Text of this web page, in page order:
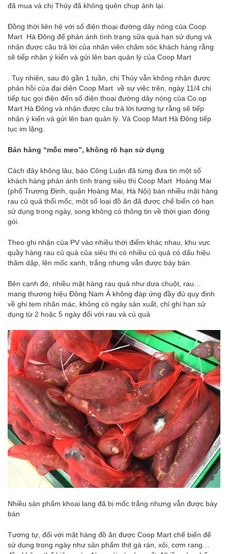
đã mua và chị Thủy đã không quên chụp ảnh lại.
Đồng thời liên hệ với số điện thoại đường dây nóng của Coop
Mart Hà Đông để phản ánh tình trạng sữa quá hạn sử dụng và
nhận được câu trả lời của nhân viên chăm sóc khách hàng rằng
sẽ tiếp nhận ý kiến và gửi lên ban quản lý của Coop Mart
. Tuy nhiên, sau đó gần 1 tuần, chị Thủy vẫn không nhận được
phản hồi của đại diện Coop Mart về sự việc trên, ngày 11/4 chị
tiếp tục gọi điện đến số điện thoại đường dây nóng của Co.op
Mart Hà Đông và nhận được câu trả lời tương tự rằng sẽ tiếp
nhận ý kiến và gửi lên ban quản lý. Và Coop Mart Hà Đông tiếp
tục im lặng.
Bán hàng “mốc meo”, không rõ hạn sử dụng
Cách đây không lâu, báo Công Luận đã từng đưa tin một số
khách hàng phản ánh tình trạng siêu thị Coop Mart Hoàng Mai
(phố Trương Định, quận Hoàng Mai, Hà Nội) bán nhiều mặt hàng
rau củ quả thối mốc, một số loại đồ ăn đã được chế biến có hạn
sử dụng trong ngày, song không có thông tin về thời gian đóng
gói.
Theo ghi nhận của PV vào nhiều thời điểm khác nhau, khu vực
quầy hàng rau củ quả của siêu thị có nhiều củ quả có dấu hiệu
thâm dập, lên mốc xanh, trắng nhưng vẫn được bày bán.
Bên cạnh đó, nhiều mặt hàng rau quả như dưa chuột, rau…
mang thương hiệu Đông Nam Á không đáp ứng đầy đủ quy định
về ghi tem nhãn mác, không có ngày sản xuất, chỉ ghi hạn sử
dụng từ 2 hoặc 5 ngày đối với rau và củ quả
Nhiều sản phẩm khoai lang đã bị mốc trắng nhưng vẫn được bày
bán
Tương tự, đối với mặt hàng đồ ăn được Coop Mart chế biến để
sử dụng trong ngày như sản phẩm thịt gà rán, xôi, cơm rang…